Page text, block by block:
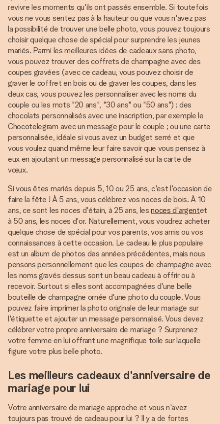
revivre les moments qu'ils ont passés ensemble. Si toutefois
vous ne vous sentez pas à la hauteur ou que vous n'avez pas
la possibilité de trouver une belle photo, vous pouvez toujours
choisir quelque chose de spécial pour surprendre les jeunes
mariés. Parmi les meilleures idées de cadeaux sans photo,
vous pouvez trouver des coffrets de champagne avec des
coupes gravées (avec ce cadeau, vous pouvez choisir de
graver le coffret en bois ou de graver les coupes, dans les
deux cas, vous pouvez les personnaliser avec les noms du
couple ou les mots "20 ans", "30 ans" ou "50 ans") ; des
chocolats personnalisés avec une inscription, par exemple le
Chocotelegram avec un message pour le couple ; ou une carte
personnalisée, idéale si vous avez un budget serré et que
vous voulez quand même leur faire savoir que vous pensez à
eux en ajoutant un message personnalisé sur la carte de
vœux.
Si vous êtes mariés depuis 5, 10 ou 25 ans, c'est l'occasion de
faire la fête ! À 5 ans, vous célébrez vos noces de bois. À 10
ans, ce sont les noces d'étain, à 25 ans, lesnoces d'argentet
à 50 ans, les noces d'or. Naturellement, vous voudrez acheter
quelque chose de spécial pour vos parents, vos amis ou vos
connaissances à cette occasion. Le cadeau le plus populaire
est un album de photos des années précédentes, mais nous
pensons personnellement que les coupes de champagne avec
les noms gravés dessus sont un beau cadeau à offrir ou à
recevoir. Surtout si elles sont accompagnées d'une belle
bouteille de champagne ornée d'une photo du couple. Vous
pouvez faire imprimer la photo originale de leur mariage sur
l'étiquette et ajouter un message personnalisé. Vous devez
célébrer votre propre anniversaire de mariage ? Surprenez
votre femme en lui offrant une magnifique toile sur laquelle
figure votre plus belle photo.
Les meilleurs cadeaux d'anniversaire de
mariage pour lui
Votre anniversaire de mariage approche et vous n'avez
toujours pas trouvé de cadeau pour lui ? Il y a de fortes